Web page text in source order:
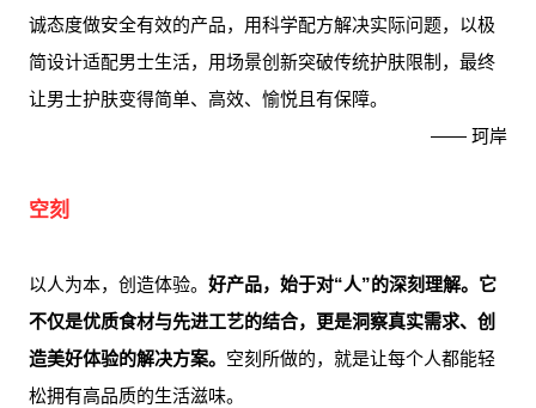
诚态度做安全有效的产品，用科学配方解决实际问题，以极
简设计适配男士生活，用场景创新突破传统护肤限制，最终
让男士护肤变得简单、高效、愉悦且有保障。
—— 珂岸
空刻
以人为本，创造体验。 好产品，始于对“人”的深刻理解。它
不仅是优质食材与先进工艺的结合，更是洞察真实需求、创
造美好体验的解决方案。 空刻所做的，就是让每个人都能轻
松拥有高品质的生活滋味。